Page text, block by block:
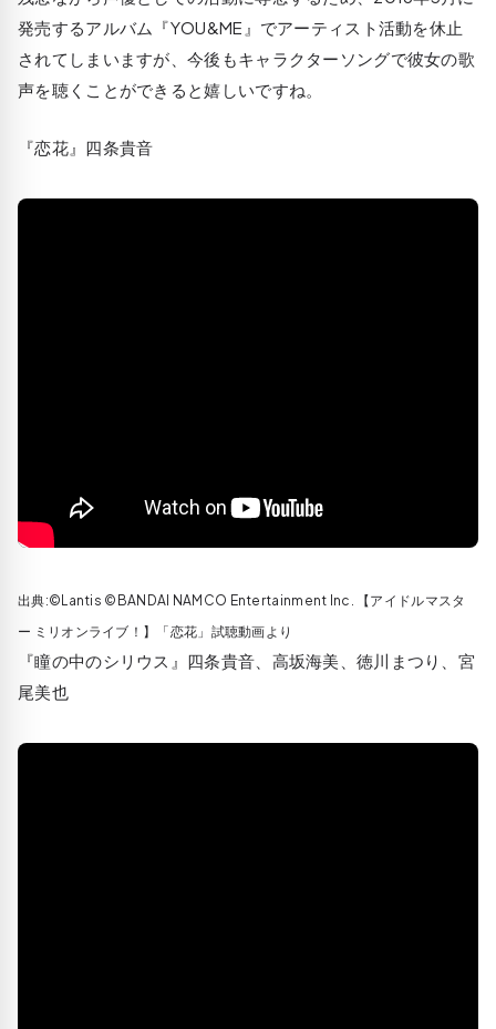
発売するアルバム『YOU&ME』でアーティスト活動を休止
されてしまいますが、今後もキャラクターソングで彼女の歌
声を聴くことができると嬉しいですね。
『恋花』四条貴音
出典:©Lantis ©BANDAI NAMCO Entertainment Inc. 【アイドルマスタ
ー ミリオンライブ！】「恋花」試聴動画より
『瞳の中のシリウス』四条貴音、高坂海美、徳川まつり、宮
尾美也